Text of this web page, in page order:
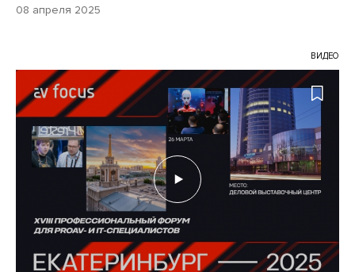
08 апреля 2025
ВИДЕО